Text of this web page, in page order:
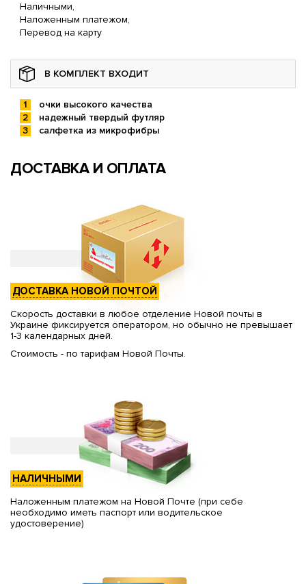
Наличными,
Наложенным платежом,
Перевод на карту
В КОМПЛЕКТ ВХОДИТ
очки высокого качества
надежный твердый футляр
салфетка из микрофибры
ДОСТАВКА И ОПЛАТА
ДОСТАВКА НОВОЙ ПОЧТОЙ
Скорость доставки в любое отделение Новой почты в
Украине фиксируется оператором, но обычно не превышает
1-3 календарных дней.
Стоимость - по тарифам Новой Почты.
НАЛИЧНЫМИ
Наложенным платежом на Новой Почте (при себе
необходимо иметь паспорт или водительское
удостоверение)